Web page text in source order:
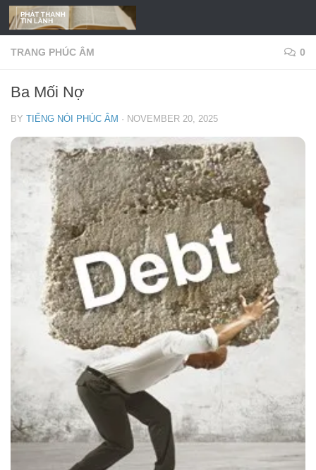
Skip to content
TRANG PHÚC ÂM 0
Ba Mối Nợ
BY TIẾNG NÓI PHÚC ÂM · NOVEMBER 20, 2025